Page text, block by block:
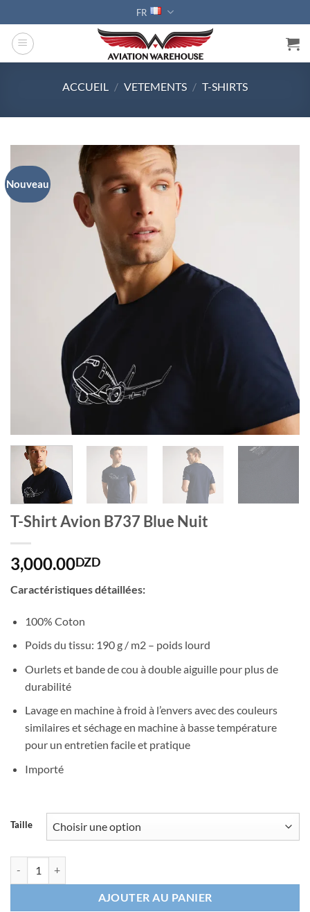
au
contenu
FR
ACCUEIL / VETEMENTS / T-SHIRTS
Nouveau
T-Shirt Avion B737 Blue Nuit
3,000.00DZD
Caractéristiques détaillées:
100% Coton
Poids du tissu: 190 g / m2 – poids lourd
Ourlets et bande de cou à double aiguille pour plus de
durabilité
Lavage en machine à froid à l’envers avec des couleurs
similaires et séchage en machine à basse température
pour un entretien facile et pratique
Importé
Taille
AJOUTER AU PANIER